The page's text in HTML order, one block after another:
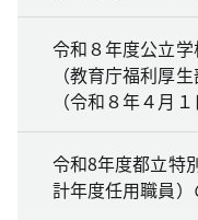
令和８年度公立
（教育庁福利厚
（令和８年４月１
令和8年度都立特
計年度任用職員